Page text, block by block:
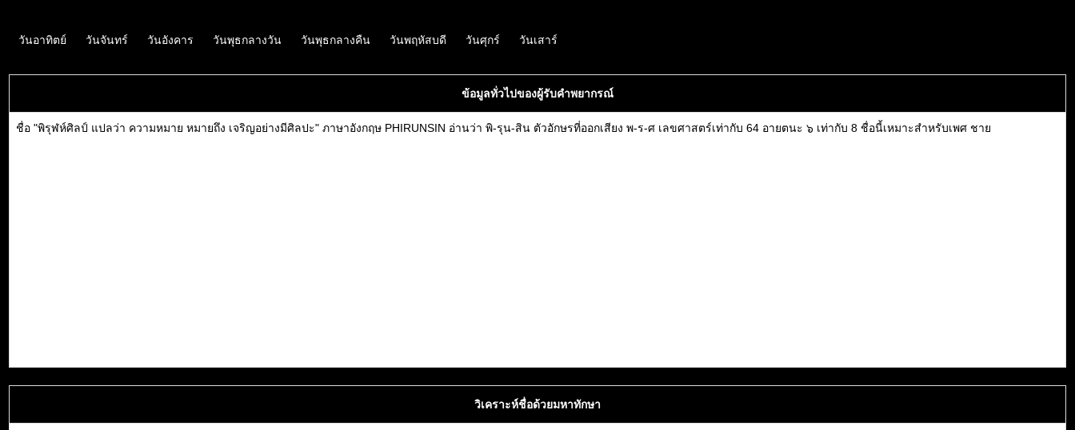
วันอาทิตย์ วันจันทร์ วันอังคาร วันพุธกลางวัน วันพุธกลางคืน วันพฤหัสบดี วันศุกร์ วันเสาร์
ข้อมูลทั่วไปของผู้รับคำพยากรณ์
ชื่อ "พิรุฬห์ศิลป์ แปลว่า ความหมาย หมายถึง เจริญอย่างมีศิลปะ" ภาษาอังกฤษ PHIRUNSIN อ่านว่า พิ-รุน-สิน ตัวอักษรที่ออกเสียง พ-ร-ศ เลขศาสตร์เท่ากับ 64 อายตนะ ๖ เท่ากับ 8 ชื่อนี้เหมาะสำหรับเพศ ชาย
วิเคราะห์ชื่อด้วยมหาทักษา